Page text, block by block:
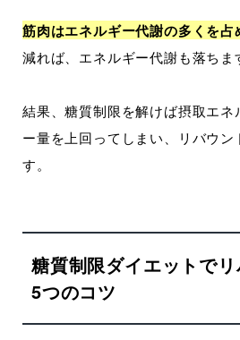
筋肉はエネルギー代謝の多くを占
減れば、エネルギー代謝も落ちま
結果、糖質制限を解けば摂取エ
ー量を上回ってしまい、リバウ
す。
糖質制限ダイエットで
5つのコツ